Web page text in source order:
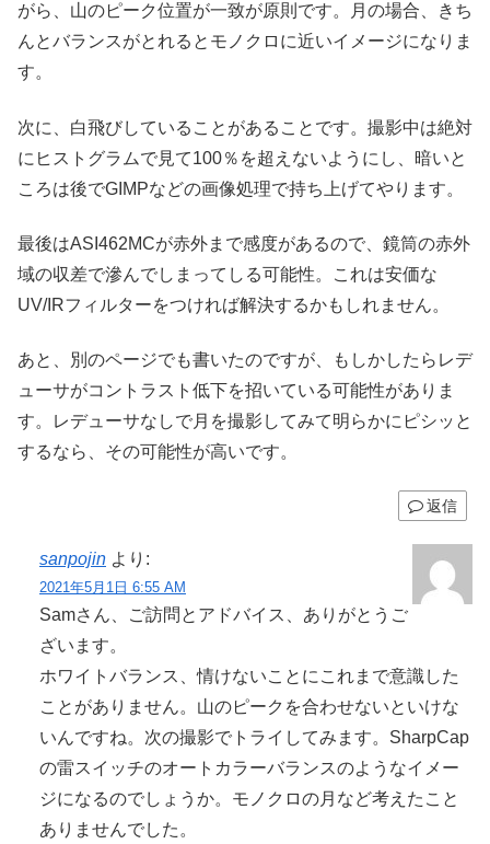
がら、山のピーク位置が一致が原則です。月の場合、きち
んとバランスがとれるとモノクロに近いイメージになりま
す。
次に、白飛びしていることがあることです。撮影中は絶対
にヒストグラムで見て100％を超えないようにし、暗いと
ころは後でGIMPなどの画像処理で持ち上げてやります。
最後はASI462MCが赤外まで感度があるので、鏡筒の赤外
域の収差で滲んでしまってしる可能性。これは安価な
UV/IRフィルターをつければ解決するかもしれません。
あと、別のページでも書いたのですが、もしかしたらレデ
ューサがコントラスト低下を招いている可能性がありま
す。レデューサなしで月を撮影してみて明らかにピシッと
するなら、その可能性が高いです。
返信
sanpojin より:
2021年5月1日 6:55 AM
Samさん、ご訪問とアドバイス、ありがとうご
ざいます。
ホワイトバランス、情けないことにこれまで意識した
ことがありません。山のピークを合わせないといけな
いんですね。次の撮影でトライしてみます。SharpCap
の雷スイッチのオートカラーバランスのようなイメー
ジになるのでしょうか。モノクロの月など考えたこと
ありませんでした。